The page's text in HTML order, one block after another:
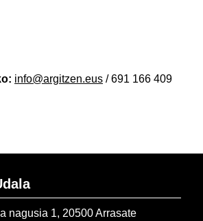
info@argitzen.eus / 691 166 409
nagusia 1, 20500 Arrasate